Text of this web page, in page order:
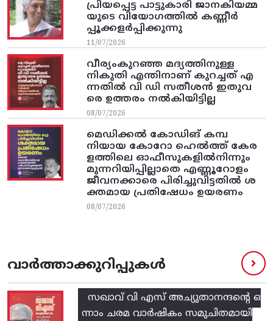
പ്രിയപ്പെട്ട പാട്ടുകാരി ജാനകിയമ്മ
യുടെ വിയോഗത്തിൽ കണ്ണീർ
പ്പൂക്കളർപ്പിക്കുന്നു
11/07/2026
വീര്യംകുറഞ്ഞ മദ്യത്തിനുള്ള
നികുതി എന്തിനാണ് കുറച്ചത് എ
ന്നതിൽ വി ഡി സതീശൻ ഇതുവ
രെ ഉത്തരം നൽകിയിട്ടില്ല
08/07/2026
മെഡിക്കൽ കോഡിങ് കമ്പ
നിയായ കോറോ ഹെൽത്ത് കേര
ളത്തിലെ ഓഫീസുകളിൽനിന്നും
മുന്നറിയിപ്പില്ലാതെ എണ്ണൂറോളം
ജീവനക്കാരെ പിരിച്ചുവിട്ടതിൽ‌ ശ
ക്തമായ പ്രതിഷേധം ഉയരണം
08/07/2026
വാർത്താക്കുറിപ്പുകൾ
സഖാവ് വി എസ്‌ അച്യുതാനന്ദന്റെ ഒ
ന്നാം ചരമ വാര്‍ഷികം സമുചിതമായി